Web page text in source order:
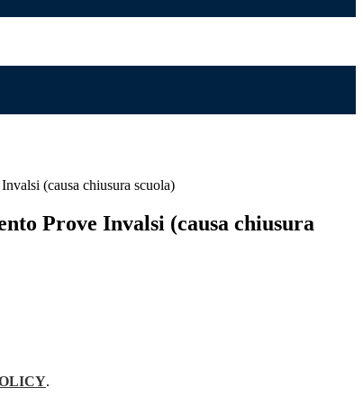
(causa chiusura scuola)
Prove Invalsi (causa chiusura
.